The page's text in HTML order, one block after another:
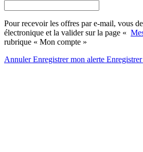
Pour recevoir les offres par e-mail, vous
électronique et la valider sur la page «
rubrique « Mon compte »
AnnulerEnregistrer mon alerte Enregistrer